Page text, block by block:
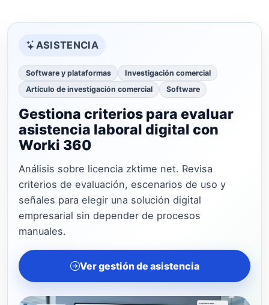
ASISTENCIA
Software y plataformas
Investigación comercial
Artículo de investigación comercial
Software
Gestiona criterios para evaluar
asistencia laboral digital con
Worki 360
Análisis sobre licencia zktime net. Revisa
criterios de evaluación, escenarios de uso y
señales para elegir una solución digital
empresarial sin depender de procesos
manuales.
Ver gestión de asistencia